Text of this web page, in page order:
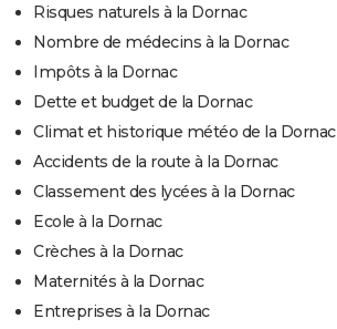
Risques naturels à la Dornac
Nombre de médecins à la Dornac
Impôts à la Dornac
Dette et budget de la Dornac
Climat et historique météo de la Dornac
Accidents de la route à la Dornac
Classement des lycées à la Dornac
Ecole à la Dornac
Crèches à la Dornac
Maternités à la Dornac
Entreprises à la Dornac